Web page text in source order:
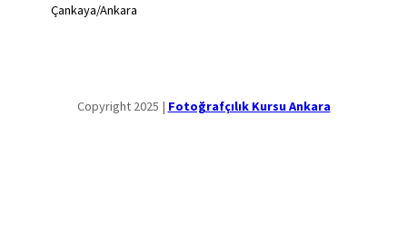
Çankaya/Ankara
Copyright 2025 | Fotoğrafçılık Kursu Ankara